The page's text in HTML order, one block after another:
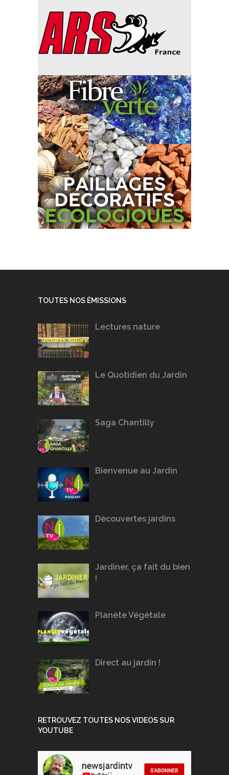
TOUTES NOS ÉMISSIONS
Lectures nature
Le Quotidien du Jardin
Saga Chantilly
Bienvenue au Jardin
Découvertes jardins
Jardiner, ça fait du bien
!
Planète Végétale
Direct au jardin !
RETROUVEZ TOUTES NOS VIDEOS SUR
YOUTUBE